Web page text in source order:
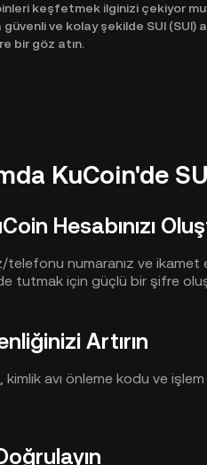
keşfetmek ilginizi çekiyor
ve kolay şekilde SUI (SUI)
bir göz atın.
KuCoin'de
Hesabınızı
numaranız ve ikamet
tutmak için güçlü bir şifre
Artırın
avı önleme kodu ve işlem